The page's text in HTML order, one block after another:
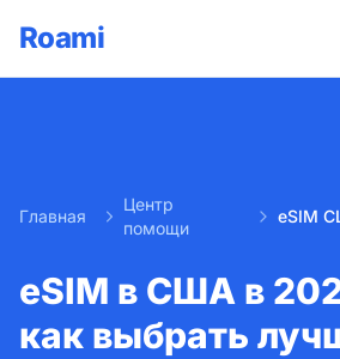
Roami
Главная
Центр
помощи
eSIM в США в
как выбрать